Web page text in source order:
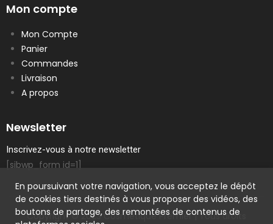
Mon compte
Mon Compte
Panier
Commandes
Livraison
A propos
Newsletter
Inscrivez-vous à notre newsletter
[sibwp_form id=1]
Copyright © 2023 Cosmetique Premier | Tous droits
En poursuivant votre navigation, vous acceptez le dépôt
de cookies tiers destinés à vous proposer des vidéos, des
boutons de partage, des remontées de contenus de